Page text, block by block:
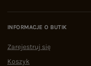
INFORMACJE O BUTIK
Zarejestruj się
Koszyk